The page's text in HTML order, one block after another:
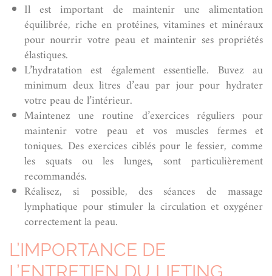
Il est important de maintenir une alimentation
équilibrée, riche en protéines, vitamines et minéraux
pour nourrir votre peau et maintenir ses propriétés
élastiques.
L’hydratation est également essentielle. Buvez au
minimum deux litres d’eau par jour pour hydrater
votre peau de l’intérieur.
Maintenez une routine d’exercices réguliers pour
maintenir votre peau et vos muscles fermes et
toniques. Des exercices ciblés pour le fessier, comme
les squats ou les lunges, sont particulièrement
recommandés.
Réalisez, si possible, des séances de massage
lymphatique pour stimuler la circulation et oxygéner
correctement la peau.
L’IMPORTANCE DE
L’ENTRETIEN DU LIFTING